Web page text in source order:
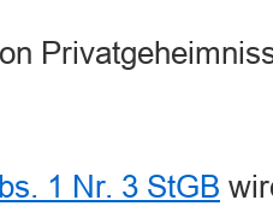
1 Nr. 3 StGB